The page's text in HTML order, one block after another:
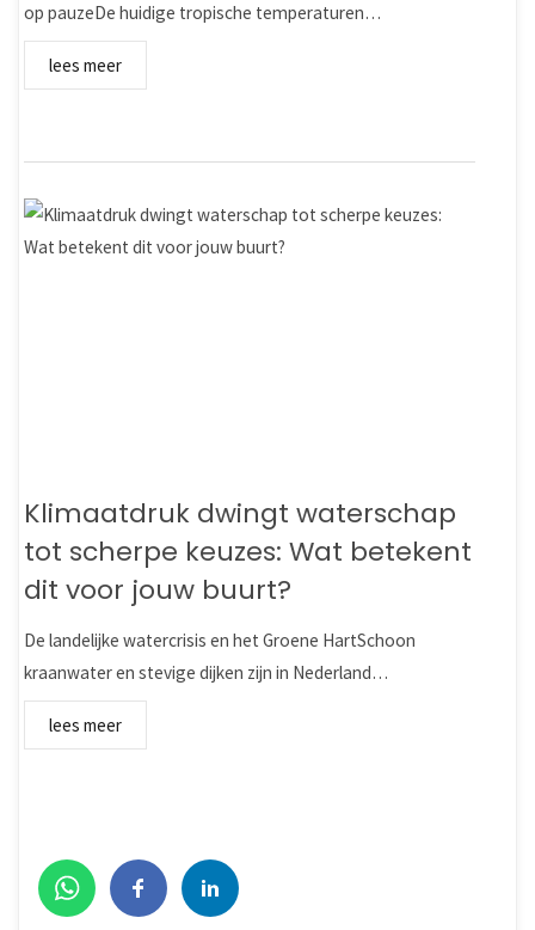
op pauzeDe huidige tropische temperaturen…
lees meer
Klimaatdruk dwingt waterschap
tot scherpe keuzes: Wat betekent
dit voor jouw buurt?
De landelijke watercrisis en het Groene HartSchoon
kraanwater en stevige dijken zijn in Nederland…
lees meer